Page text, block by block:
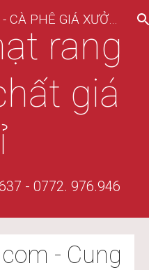
Skip to navigation
BÁN SỈ CÀ PHÊ . COM - CÀ PHÊ GIÁ XƯỞNG
giá
- 0772. 976.946
- Cung